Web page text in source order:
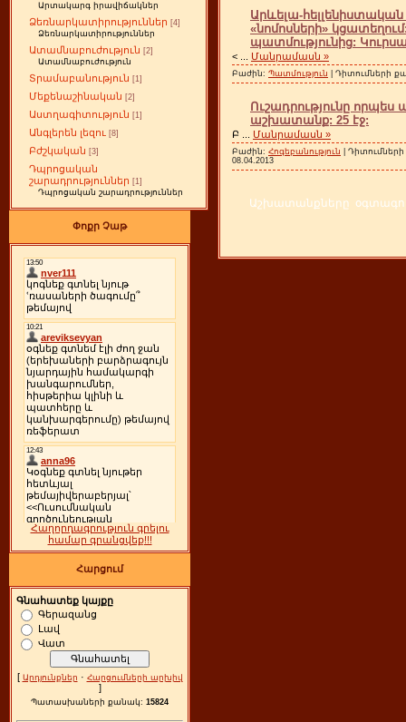
Արտակարգ իրավիճակներ
Ձեռնարկատիրություններ [4]
Ձեռնարկատիրություններ
Ատամնաբուժություն [2]
Ատամնաբուժություն
Տրամաբանություն [1]
Մեքենաշինական [2]
Աստղագիտություն [1]
Անգլերեն լեզու [8]
Բժշկական [3]
Դպրոցական
շարադրություններ [1]
Դպրոցական շարադրություններ
Փոքր Չաթ
Հաղորդագրություն գրելու
համար գրանցվեք!!!
Հարցում
Գնահատեք կայքը
Գերազանց
Լավ
Վատ
[ Արդյունքներ · Հարցումների արխիվ
]
Պատասխաների քանակ: 15824
Արևելա-
«նոմոսների»
պատմությունից:
< Մանրամասն »
Բաժին: Պատմություն | Դիտումների
Ուշադրությունը որպես
աշխատանք: 25 էջ:
Բ Մանրամասն »
Բաժին: Հոգեբանություն |
08.04.2013
Աշխատանքները